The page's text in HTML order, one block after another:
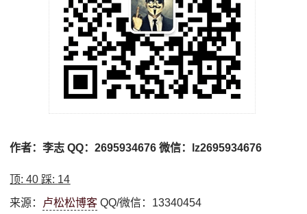
作者：李志 QQ：2695934676 微信：lz2695934676
顶:40 踩: 14
来源： 卢松松博客 QQ/微信：13340454